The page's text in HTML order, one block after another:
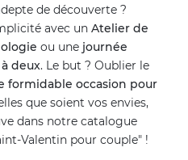
de découverte ?
avec un Atelier de
ou une journée
deux. Le but ? Oublier le
formidable occasion pour
que soient vos envies,
dans notre catalogue
Valentin pour couple" !